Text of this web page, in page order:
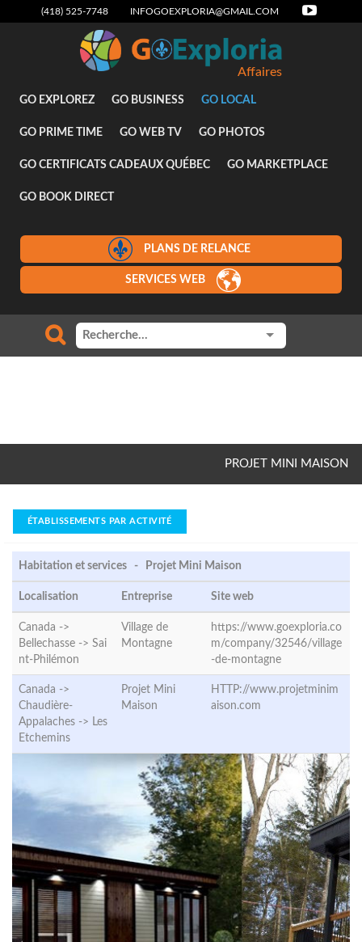
(418) 525-7748 INFOGOEXPLORIA@GMAIL.COM
Affaires
GO EXPLOREZ GO BUSINESS GO LOCAL
GO PRIME TIME GO WEB TV GO PHOTOS
GO CERTIFICATS CADEAUX QUÉBEC GO MARKETPLACE
GO BOOK DIRECT
PLANS DE RELANCE
SERVICES WEB
PROJET MINI MAISON
ÉTABLISSEMENTS PAR ACTIVITÉ
Habitation et services - Projet Mini Maison
Localisation Entreprise Site web
Canada ->
Bellechasse -> Sai
nt-Philémon
Village de
Montagne
https://www.goexploria.co
m/company/32546/village
-de-montagne
Canada ->
Chaudière-
Appalaches -> Les
Etchemins
Projet Mini
Maison
HTTP://www.projetminim
aison.com